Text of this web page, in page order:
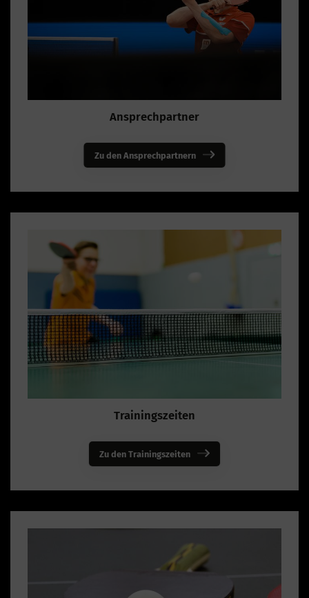
Ansprechpartner
Zu den Ansprechpartnern
Trainingszeiten
Zu den Trainingszeiten